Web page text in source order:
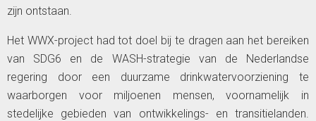
zijn ontstaan.
Het WWX-project had tot doel bij te dragen aan het bereiken
van SDG6 en de WASH-strategie van de Nederlandse
regering door een duurzame drinkwatervoorziening te
waarborgen voor miljoenen mensen, voornamelijk in
stedelijke gebieden van ontwikkelings- en transitielanden.